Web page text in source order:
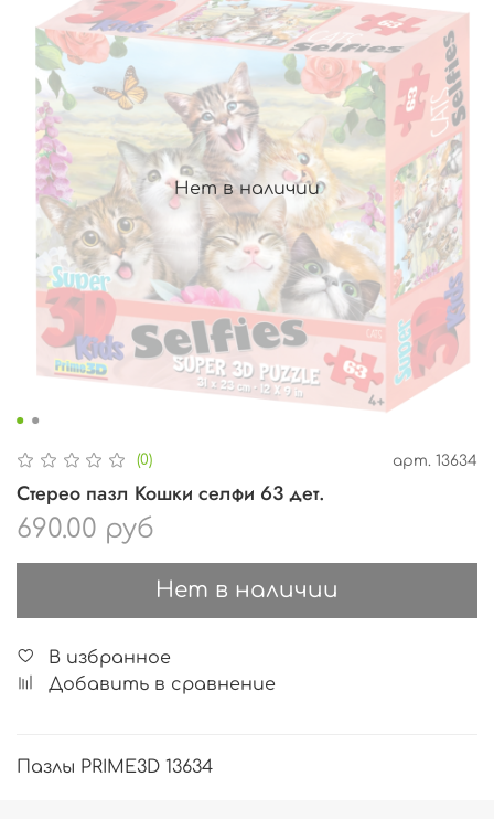
Нет в наличии
(0) арт. 13634
Стерео пазл Кошки селфи 63 дет.
690.00 руб
Нет в наличии
В избранное
Добавить в сравнение
Пазлы PRIME3D 13634